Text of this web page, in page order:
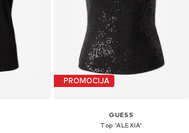
PROMOCIJA
GUESS
Top 'ALEXIA'